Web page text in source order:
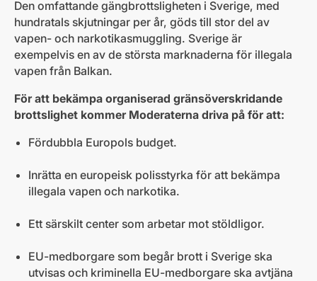
Den omfattande gängbrottsligheten i Sverige, med
hundratals skjutningar per år, göds till stor del av
vapen- och narkotikasmuggling. Sverige är
exempelvis en av de största marknaderna för illegala
vapen från Balkan.
För att bekämpa organiserad gränsöverskridande
brottslighet kommer Moderaterna driva på för att:
Fördubbla Europols budget.
Inrätta en europeisk polisstyrka för att bekämpa
illegala vapen och narkotika.
Ett särskilt center som arbetar mot stöldligor.
EU-medborgare som begår brott i Sverige ska
utvisas och kriminella EU-medborgare ska avtjäna